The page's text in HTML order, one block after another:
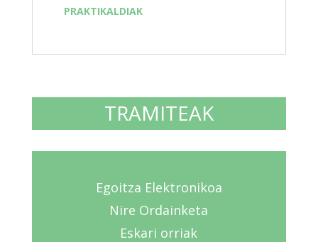
PRAKTIKALDIAK
TRAMITEAK
Egoitza Elektronikoa
Nire Ordainketa
Eskari orriak